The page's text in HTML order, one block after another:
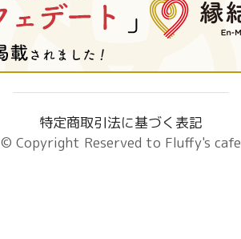
特定商取引法に基づく表記
© Copyright Reserved to Fluffy's cafe